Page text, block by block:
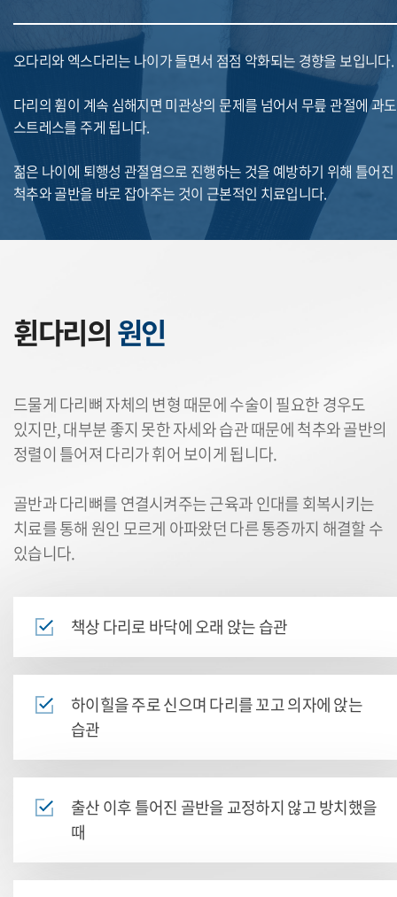
오다리와 엑스다리는 나이가 들면서 점점 악화되는 경향을 보입니다.
다리의 휨이 계속 심해지면 미관상의 문제를 넘어서 무릎 관절에 과
스트레스를 주게 됩니다.
젊은 나이에 퇴행성 관절염으로 진행하는 것을 예방하기 위해 틀어진
척추와 골반을 바로 잡아주는 것이 근본적인 치료입니다.
휜다리의원인
드물게 다리뼈 자체의 변형 때문에 수술이 필요한 경우도
있지만,대부분 좋지 못한 자세와 습관 때문에 척추와 골반의
정렬이 틀어져 다리가 휘어 보이게 됩니다.
골반과 다리뼈를 연결시켜주는 근육과 인대를 회복시키는
치료를 통해 원인 모르게 아파왔던 다른 통증까지 해결할 수
있습니다.
책상 다리로 바닥에 오래 앉는 습관
하이힐을 주로 신으며 다리를 꼬고 의자에 앉는
습관
출산 이후 틀어진 골반을 교정하지 않고 방치했을
때